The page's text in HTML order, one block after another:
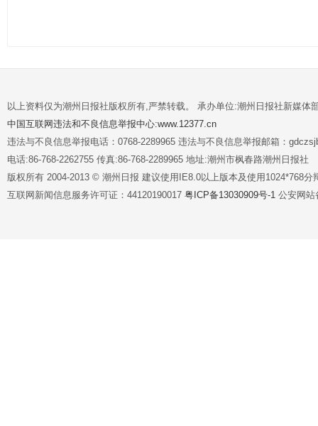
以上资料仅为潮州日报社版权所有,严禁转载。 承办单位:潮州日报社新媒体
中国互联网违法和不良信息举报中心:www.12377.cn
违法与不良信息举报电话：0768-2289965 违法与不良信息举报邮箱：
电话:86-768-2262755 传真:86-768-2289965 地址:潮州市枫春路潮州日报社
版权所有 2004-2013 © 潮州日报 建议使用IE8.0以上版本及使用1024*768分
互联网新闻信息服务许可证：44120190017 粤ICP备13030909号-1 公安网站